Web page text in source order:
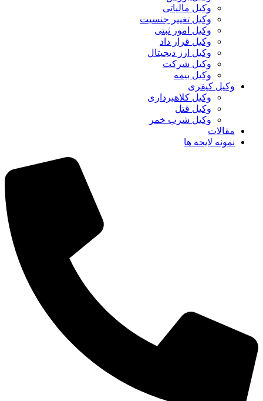
وکیل مالیاتی
وکیل تغییر جنسیت
وکیل امور ثبتی
وکیل قرار داد
وکیل ارز دیجیتال
وکیل شرکت
وکیل بیمه
وکیل کیفری
وکیل کلاهبرداری
وکیل قتل
وکیل شرب خمر
مقالات
نمونه لایحه ها